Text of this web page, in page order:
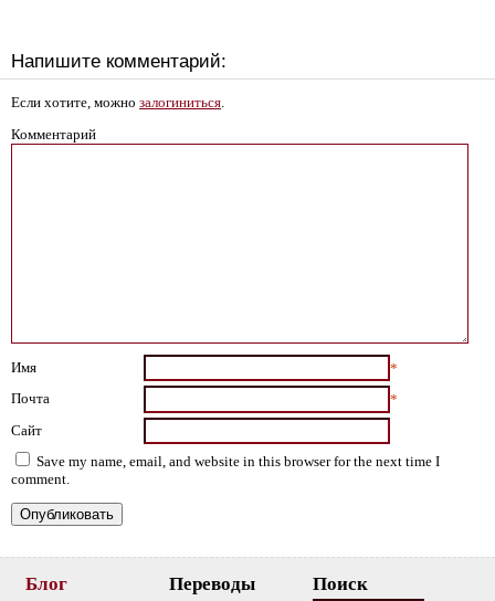
Напишите комментарий:
Если хотите, можно залогиниться
Комментарий
Имя
*
Почта
*
Сайт
Save my name, email, and website in this browser for the next time I
comment.
Блог Переводы Поиск